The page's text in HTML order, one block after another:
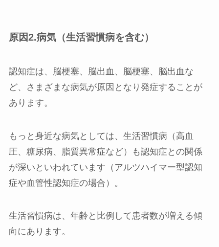
原因2.病気（生活習慣病を含む）
認知症は、脳梗塞、脳出血、脳梗塞、脳出血な
ど、さまざまな病気が原因となり発症することが
あります。
もっと身近な病気としては、生活習慣病（高血
圧、糖尿病、脂質異常症など）も認知症との関係
が深いといわれています（アルツハイマー型認知
症や血管性認知症の場合）。
生活習慣病は、年齢と比例して患者数が増える傾
向にあります。